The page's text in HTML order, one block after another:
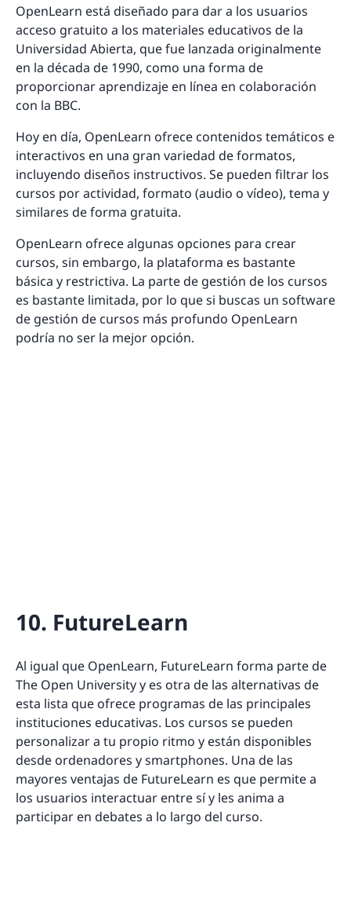
OpenLearn está diseñado para dar a los usuarios
acceso gratuito a los materiales educativos de la
Universidad Abierta, que fue lanzada originalmente
en la década de 1990, como una forma de
proporcionar aprendizaje en línea en colaboración
con la BBC.
Hoy en día, OpenLearn ofrece contenidos temáticos e
interactivos en una gran variedad de formatos,
incluyendo diseños instructivos. Se pueden filtrar los
cursos por actividad, formato (audio o vídeo), tema y
similares de forma gratuita.
OpenLearn ofrece algunas opciones para crear
cursos, sin embargo, la plataforma es bastante
básica y restrictiva. La parte de gestión de los cursos
es bastante limitada, por lo que si buscas un software
de gestión de cursos más profundo OpenLearn
podría no ser la mejor opción.
10. FutureLearn
Al igual que OpenLearn, FutureLearn forma parte de
The Open University y es otra de las alternativas de
esta lista que ofrece programas de las principales
instituciones educativas. Los cursos se pueden
personalizar a tu propio ritmo y están disponibles
desde ordenadores y smartphones. Una de las
mayores ventajas de FutureLearn es que permite a
los usuarios interactuar entre sí y les anima a
participar en debates a lo largo del curso.